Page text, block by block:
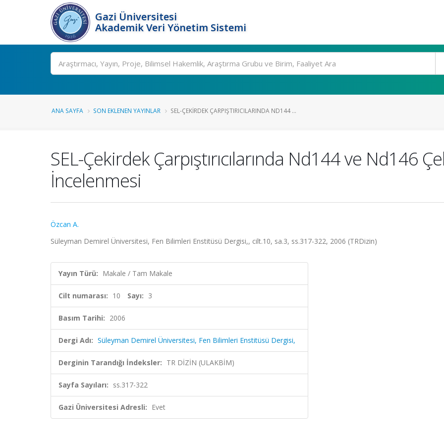
Gazi Üniversitesi
Akademik Veri Yönetim Sistemi
Ara
ANA SAYFA SON EKLENEN YAYINLAR SEL-ÇEKIRDEK ÇARPIŞTIRICILARINDA ND144 ...
SEL-Çekirdek Çarpıştırıcılarında Nd144 ve Nd146
İncelenmesi
Özcan A.
Süleyman Demirel Üniversitesi, Fen Bilimleri Enstitüsü Dergisi,, cilt.10, sa.3, ss.317-322, 2006 (TRDizin)
Yayın Türü: Makale / Tam Makale
Cilt numarası: 10 Sayı: 3
Basım Tarihi: 2006
Dergi Adı: Süleyman Demirel Üniversitesi, Fen Bilimleri Enstitüsü Dergisi,
Derginin Tarandığı İndeksler: TR DİZİN (ULAKBİM)
Sayfa Sayıları: ss.317-322
Gazi Üniversitesi Adresli: Evet